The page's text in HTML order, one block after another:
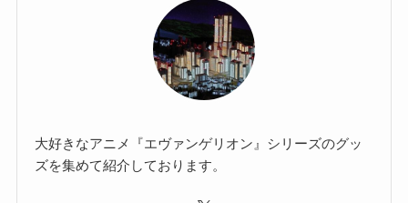
大好きなアニメ『エヴァンゲリオン』シリーズのグッ
ズを集めて紹介しております。